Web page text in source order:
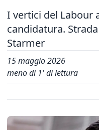
I vertici del Labour
candidatura.
Starmer
15 maggio 2026
meno di 1' di lettura